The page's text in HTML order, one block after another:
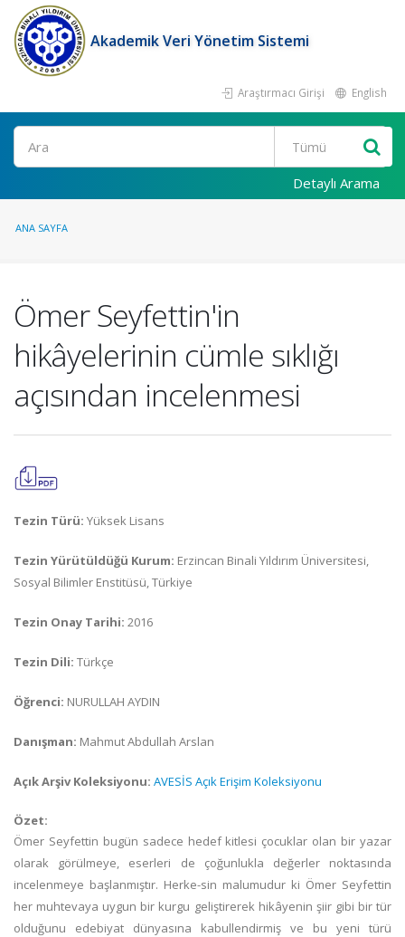
Akademik Veri Yönetim Sistemi
Araştırmacı Girişi English
Ara
Detaylı Arama
ANA SAYFA
Ömer Seyfettin'in
hikâyelerinin cümle sıklığı
açısından incelenmesi
Tezin Türü: Yüksek Lisans
Tezin Yürütüldüğü Kurum: Erzincan Binali Yıldırım Üniversitesi,
Sosyal Bilimler Enstitüsü, Türkiye
Tezin Onay Tarihi: 2016
Tezin Dili: Türkçe
Öğrenci: NURULLAH AYDIN
Danışman: Mahmut Abdullah Arslan
Açık Arşiv Koleksiyonu: AVESİS Açık Erişim Koleksiyonu
Özet:
Ömer Seyfettin bugün sadece hedef kitlesi çocuklar olan bir yazar
olarak görülmeye, eserleri de çoğunlukla değerler noktasında
incelenmeye başlanmıştır. Herke-sin malumudur ki Ömer Seyfettin
her muhtevaya uygun bir kurgu geliştirerek hikâyenin şiir gibi bir tür
olduğunu edebiyat dünyasına kabullendirmiş ve bu yeni türü